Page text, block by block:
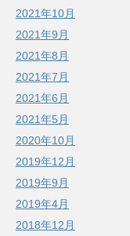
2021年10月
2021年9月
2021年8月
2021年7月
2021年6月
2021年5月
2020年10月
2019年12月
2019年9月
2019年4月
2018年12月